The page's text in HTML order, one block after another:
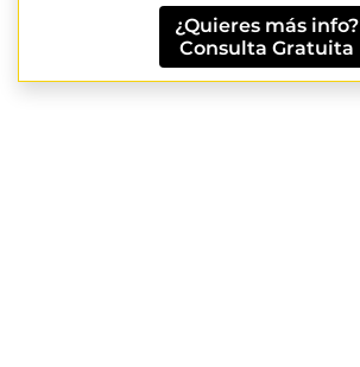
¿Quieres más info?
Consulta Gratuita